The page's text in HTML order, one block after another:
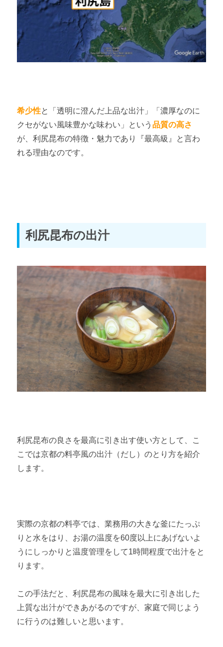
希少性と「透明に澄んだ上品な出汁」「濃厚なのに
クセがない風味豊かな味わい」という品質の高さ
が、利尻昆布の特徴・魅力であり『最高級』と言わ
れる理由なのです。
利尻昆布の出汁
利尻昆布の良さを最高に引き出す使い方として、こ
こでは京都の料亭風の出汁（だし）のとり方を紹介
します。
実際の京都の料亭では、業務用の大きな釜にたっぷ
りと水をはり、お湯の温度を60度以上にあげないよ
うにしっかりと温度管理をして1時間程度で出汁をと
ります。
この手法だと、利尻昆布の風味を最大に引き出した
上質な出汁ができあがるのですが、家庭で同じよう
に行うのは難しいと思います。